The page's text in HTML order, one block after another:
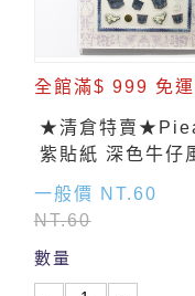
全館滿$ 999 免運
★清倉特賣
紫貼紙 深色牛仔
一般價 NT.60
NT.60
數量